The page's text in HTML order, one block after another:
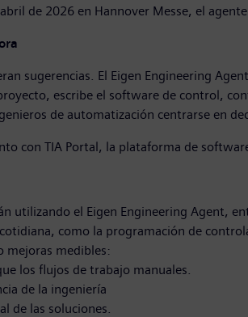
de 2026 en Hannover Messe, el
sugerencias. El Eigen Engineering
escribe el software de control,
de automatización centrarse en
con TIA Portal, la plataforma de
utilizando el Eigen Engineering Agent,
como la programación de
mejoras medibles:
los flujos de trabajo manuales.
de la ingeniería
de las soluciones.